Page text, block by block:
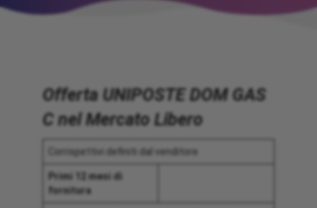
Offerta UNIPOSTE DOM GAS
C nel Mercato Libero
Corrispettivi definiti dal venditore
Primi 12 mesi di
fornitura